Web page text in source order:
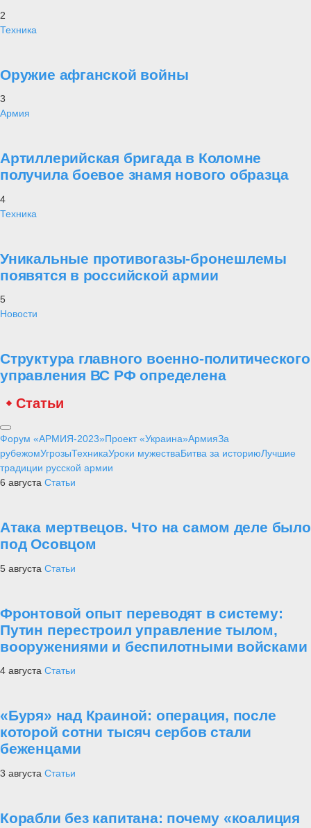
2
Техника
Оружие афганской войны
3
Армия
Артиллерийская бригада в Коломне
получила боевое знамя нового образца
4
Техника
Уникальные противогазы-бронешлемы
появятся в российской армии
5
Новости
Структура главного военно-политического
управления ВС РФ определена
Статьи
Форум «АРМИЯ-2023»Проект «Украина»АрмияЗа
рубежомУгрозыТехникаУроки мужестваБитва за историюЛучшие
традиции русской армии
6 августа Статьи
Атака мертвецов. Что на самом деле было
под Осовцом
5 августа Статьи
Фронтовой опыт переводят в систему:
Путин перестроил управление тылом,
вооружениями и беспилотными войсками
4 августа Статьи
«Буря» над Краиной: операция, после
которой сотни тысяч сербов стали
беженцами
3 августа Статьи
Корабли без капитана: почему «коалиция